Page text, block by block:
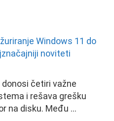
četiri važne
i rešava grešku
na disku. Među …